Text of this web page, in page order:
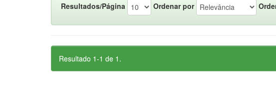
Resultados/Página Ordenar por
Resultado 1-1 de 1.